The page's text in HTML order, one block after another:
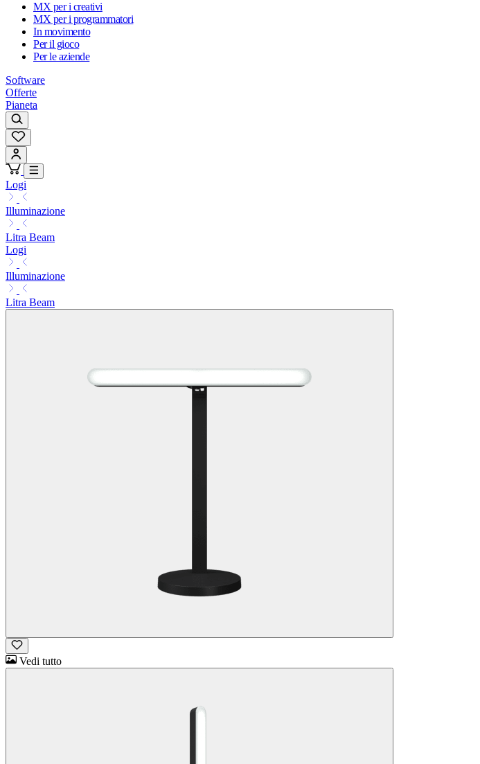
MX per i creativi
MX per i programmatori
In movimento
Per il gioco
Per le aziende
Software
Offerte
Pianeta
Logi
Illuminazione
Litra Beam
Logi
Illuminazione
Litra Beam
Vedi tutto